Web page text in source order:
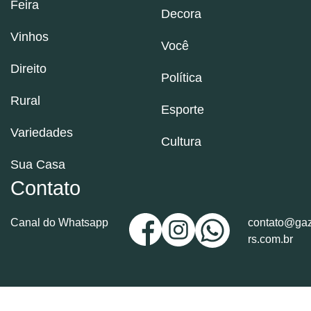
Feira
Vinhos
Direito
Rural
Variedades
Sua Casa
Decora
Você
Política
Esporte
Cultura
Contato
Canal do Whatsapp
rs.com.br